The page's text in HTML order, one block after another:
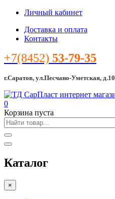
Личный кабинет
Доставка и оплата
Контакты
+7(8452) 53-79-35
г.Саратов, ул.Песчано-Уметская, д.10
0
Корзина пуста
Каталог
×